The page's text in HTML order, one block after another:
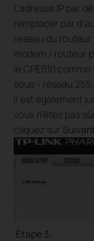
L'adresse IP par
remplacer par
réseau du routeur
modem / routeur
le CPE510 comme
sous - réseau
Il est également
vous n'êtes pas
cliquez sur
Étape 3: